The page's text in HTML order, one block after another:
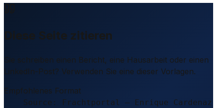
Diese Seite zitieren
Sie schreiben einen Bericht, eine Hausarbeit oder einen
LinkedIn-Post? Verwenden Sie eine dieser Vorlagen.
Empfohlenes Format
Source: Frachtportal – Enrique Cardenaz